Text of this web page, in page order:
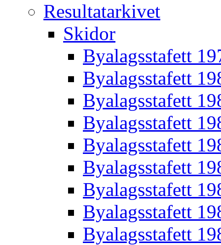
Resultatarkivet
Skidor
Byalagsstafett
Byalagsstafett
Byalagsstafett
Byalagsstafett
Byalagsstafett
Byalagsstafett
Byalagsstafett
Byalagsstafett
Byalagsstafett